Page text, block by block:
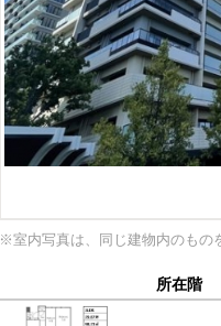
※室内写真は、同じ建物内のもの
所在階